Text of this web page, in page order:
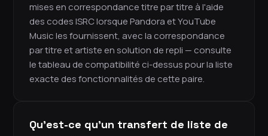
mises en correspondance titre par titre à l'aide
des codes ISRC lorsque Pandora et YouTube
Music les fournissent, avec la correspondance
par titre et artiste en solution de repli — consulte
le tableau de compatibilité ci-dessus pour la liste
exacte des fonctionnalités de cette paire.
Qu'est-ce qu'un transfert de liste de